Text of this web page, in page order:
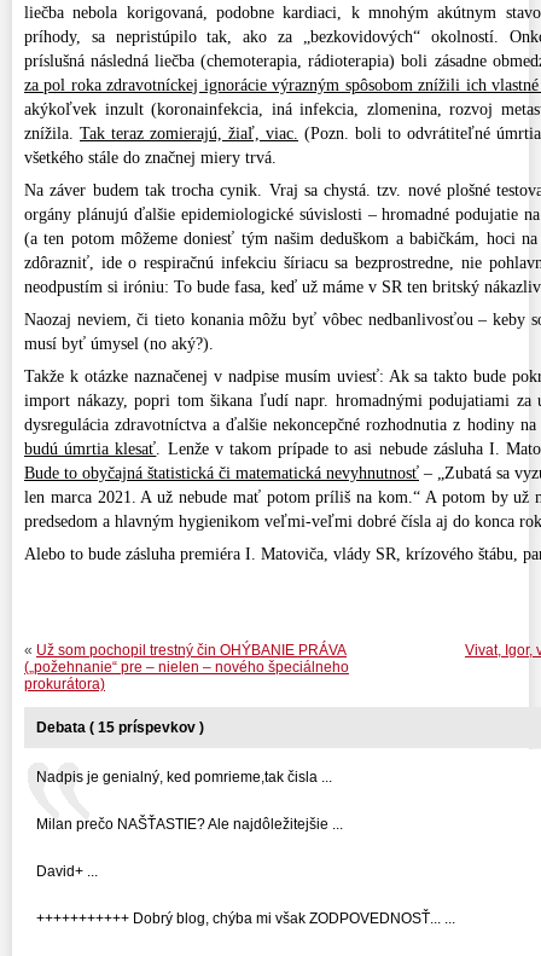
liečba nebola korigovaná, podobne kardiaci, k mnohým akútnym
príhody, sa nepristúpilo tak, ako za „bezkovidových“ okolností.
príslušná následná liečba (chemoterapia, rádioterapia) boli zásadne
za pol roka zdravotníckej ignorácie výrazným spôsobom znížili ich
akýkoľvek inzult (koronainfekcia, iná infekcia, zlomenina, rozvoj
znížila. Tak teraz zomierajú, žiaľ, viac. (Pozn. boli to odvrátiteľné
všetkého stále do značnej miery trvá.
Na záver budem tak trocha cynik. Vraj sa chystá. tzv. nové plošné
orgány plánujú ďalšie epidemiologické súvislosti – hromadné podujatie
(a ten potom môžeme doniesť tým našim deduškom a babičkám, hoci
zdôrazniť, ide o respiračnú infekciu šíriacu sa bezprostredne, nie
neodpustím si iróniu: To bude fasa, keď už máme v SR ten britský
Naozaj neviem, či tieto konania môžu byť vôbec nedbanlivosťou – keby
musí byť úmysel (no aký?).
Takže k otázke naznačenej v nadpise musím uviesť: Ak sa takto bude
import nákazy, popri tom šikana ľudí napr. hromadnými podujatiami za
dysregulácia zdravotníctva a ďalšie nekoncepčné rozhodnutia z hodiny
budú úmrtia klesať. Lenže v takom prípade to asi nebude zásluha I.
Bude to obyčajná štatistická či matematická nevyhnutnosť – „Zubatá sa
len marca 2021. A už nebude mať potom príliš na kom.“ A potom by už
predsedom a hlavným hygienikom veľmi-veľmi dobré čísla aj do konca
Alebo to bude zásluha premiéra I. Matoviča, vlády SR, krízového štábu,
Vivat, Igor,
« Už som pochopil trestný čin OHÝBANIE PRÁVA
(„požehnanie“ pre – nielen – nového špeciálneho
prokurátora)
Debata ( 15 príspevkov )
Nadpis je genialný, ked pomrieme,tak čisla ...
Milan prečo NAŠŤASTIE? Ale najdôležitejšie ...
David+ ...
+++++++++++ Dobrý blog, chýba mi však ZODPOVEDNOSŤ... ...